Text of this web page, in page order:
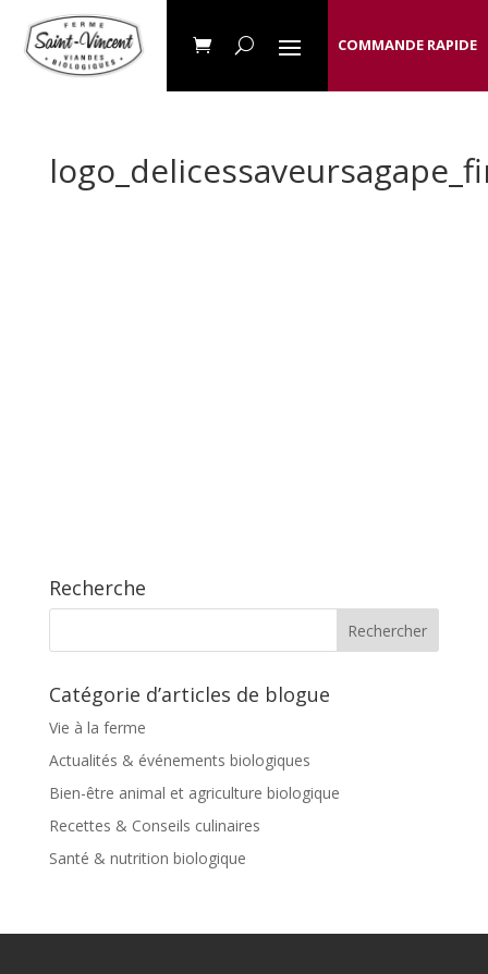
COMMANDE RAPIDE
Recherche
Catégorie d’articles de blogue
Vie à la ferme
Actualités & événements biologiques
Bien-être animal et agriculture biologique
Recettes & Conseils culinaires
Santé & nutrition biologique